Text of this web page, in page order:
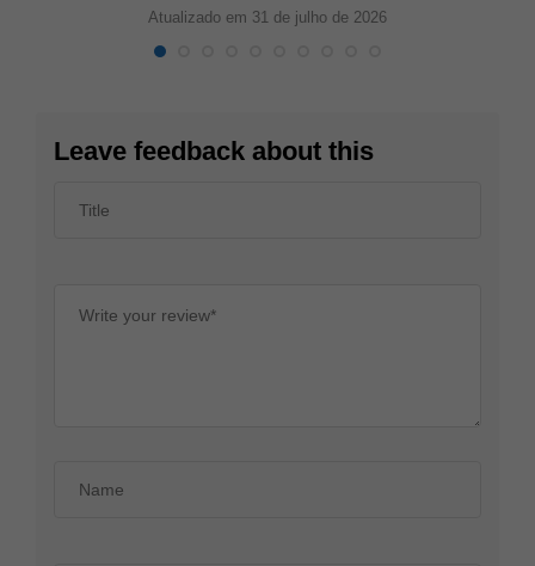
Atualizado em 31 de julho de 2026
Leave feedback about this